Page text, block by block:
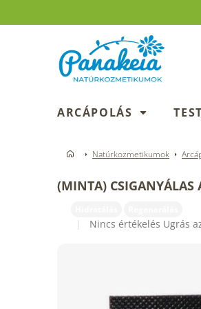
ARCÁPOLÁS
Natúrkozmetikumok
(MINTA) CSIGANYÁLAS
A
Nincs értékelés Ugrás